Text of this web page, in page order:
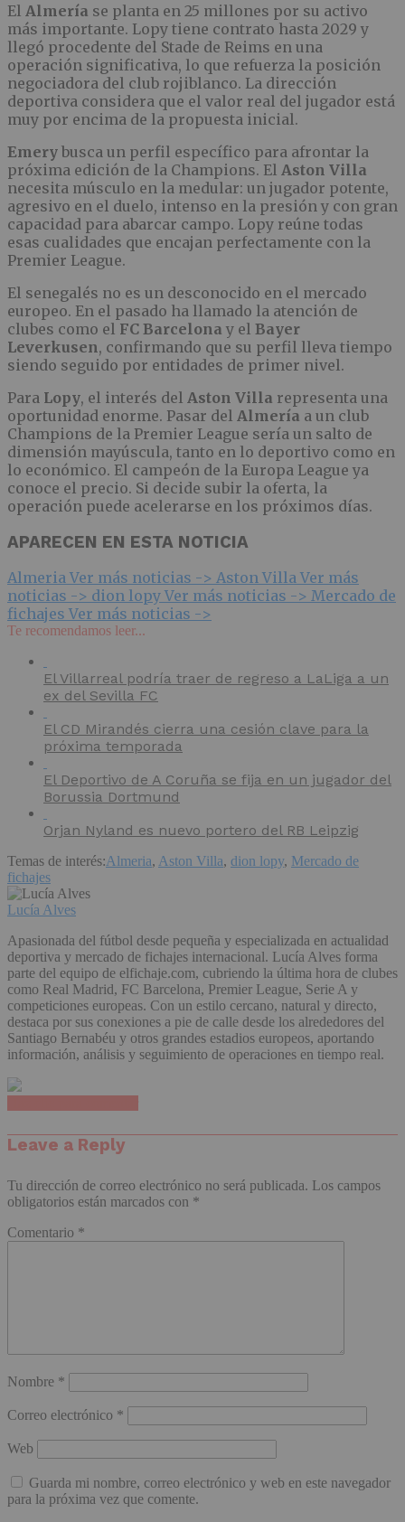
El Almería se planta en 25 millones por su activo
más importante. Lopy tiene contrato hasta 2029 y
llegó procedente del Stade de Reims en una
operación significativa, lo que refuerza la posición
negociadora del club rojiblanco. La dirección
deportiva considera que el valor real del jugador está
muy por encima de la propuesta inicial.
Emery busca un perfil específico para afrontar la
próxima edición de la Champions. El Aston Villa
necesita músculo en la medular: un jugador potente,
agresivo en el duelo, intenso en la presión y con gran
capacidad para abarcar campo. Lopy reúne todas
esas cualidades que encajan perfectamente con la
Premier League.
El senegalés no es un desconocido en el mercado
europeo. En el pasado ha llamado la atención de
clubes como el FC Barcelona y el Bayer
Leverkusen, confirmando que su perfil lleva tiempo
siendo seguido por entidades de primer nivel.
Para Lopy, el interés del Aston Villa representa una
oportunidad enorme. Pasar del Almería a un club
Champions de la Premier League sería un salto de
dimensión mayúscula, tanto en lo deportivo como en
lo económico. El campeón de la Europa League ya
conoce el precio. Si decide subir la oferta, la
operación puede acelerarse en los próximos días.
APARECEN EN ESTA NOTICIA
Almeria Ver más noticias -> Aston Villa Ver más
noticias -> dion lopy Ver más noticias -> Mercado de
fichajes Ver más noticias ->
Te recomendamos leer...
El Villarreal podría traer de regreso a LaLiga a un
ex del Sevilla FC
El CD Mirandés cierra una cesión clave para la
próxima temporada
El Deportivo de A Coruña se fija en un jugador del
Borussia Dortmund
Orjan Nyland es nuevo portero del RB Leipzig
Temas de interés:Almeria, Aston Villa, dion lopy, Mercado de
fichajes
Lucía Alves
Apasionada del fútbol desde pequeña y especializada en actualidad
deportiva y mercado de fichajes internacional. Lucía Alves forma
parte del equipo de elfichaje.com, cubriendo la última hora de clubes
como Real Madrid, FC Barcelona, Premier League, Serie A y
competiciones europeas. Con un estilo cercano, natural y directo,
destaca por sus conexiones a pie de calle desde los alrededores del
Santiago Bernabéu y otros grandes estadios europeos, aportando
información, análisis y seguimiento de operaciones en tiempo real.
Leave a Reply
Tu dirección de correo electrónico no será publicada. Los campos
obligatorios están marcados con *
Comentario *
Nombre *
Correo electrónico *
Web
Guarda mi nombre, correo electrónico y web en este navegador
para la próxima vez que comente.